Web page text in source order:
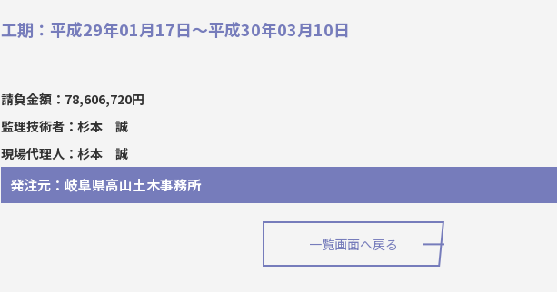
工期：平成29年01月17日～平成30年03月10日
請負金額：78,606,720円
監理技術者：杉本 誠
現場代理人：杉本 誠
発注元：岐阜県高山土木事務所
一覧画面へ戻る